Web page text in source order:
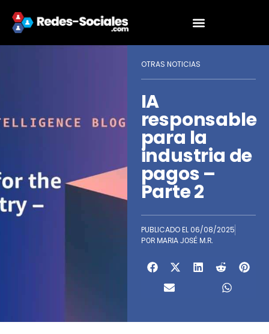
OTRAS NOTICIAS
IA
responsable
para la
industria de
pagos –
Parte 2
PUBLICADO EL 06/08/2025
POR MARIA JOSÉ M.R.